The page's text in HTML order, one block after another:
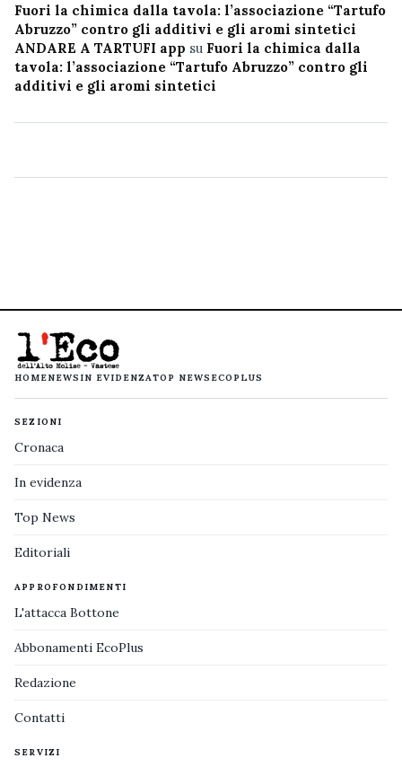
Fuori la chimica dalla tavola: l’associazione “Tartufo
Abruzzo” contro gli additivi e gli aromi sintetici
ANDARE A TARTUFI app su Fuori la chimica dalla
tavola: l’associazione “Tartufo Abruzzo” contro gli
additivi e gli aromi sintetici
HOMENEWS IN EVIDENZATOP NEWS ECOPLUS
SEZIONI
Cronaca
In evidenza
Top News
Editoriali
APPROFONDIMENTI
L'attacca Bottone
Abbonamenti EcoPlus
Redazione
Contatti
SERVIZI